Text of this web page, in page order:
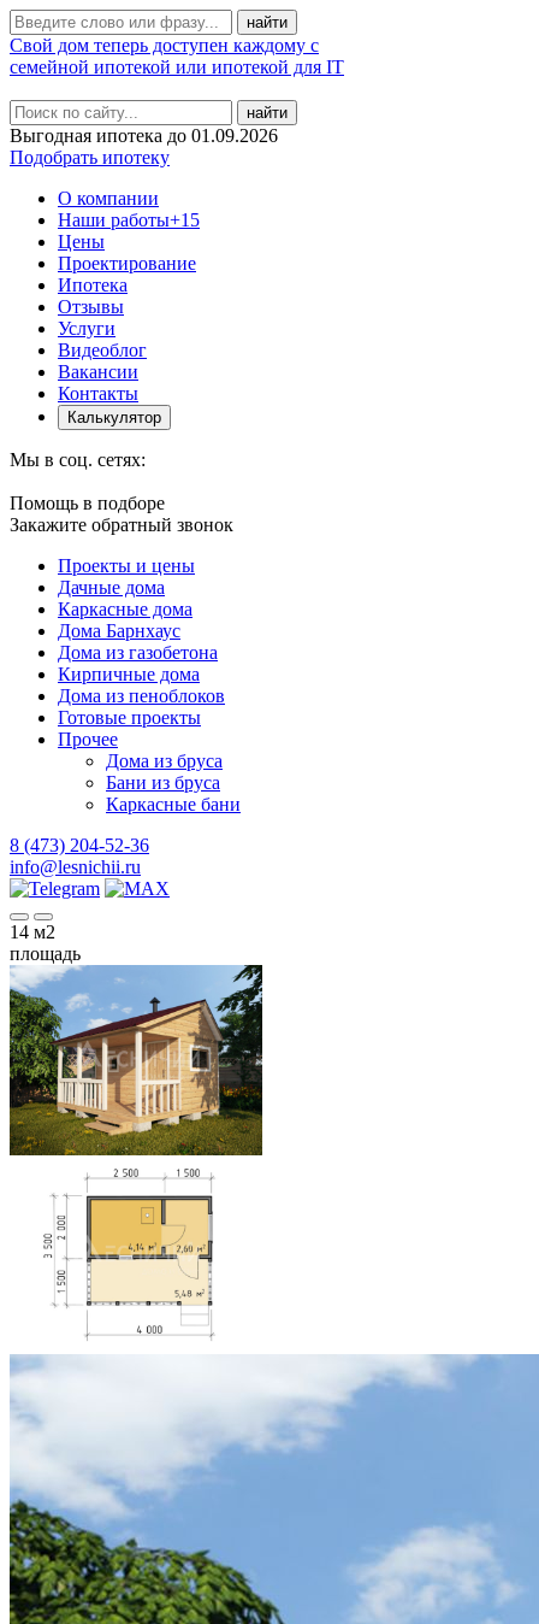
Свой дом теперь доступен каждому с
семейной ипотекой или ипотекой для IT
найти
Выгодная ипотека до 01.09.2026
Подобрать ипотеку
О компании
Наши работы+15
Цены
Проектирование
Ипотека
Отзывы
Услуги
Видеоблог
Вакансии
Контакты
Калькулятор
Мы в соц. сетях:
Помощь в подборе
Закажите обратный звонок
Проекты и цены
Дачные дома
Каркасные дома
Дома Барнхаус
Дома из газобетона
Кирпичные дома
Дома из пеноблоков
Готовые проекты
Прочее
Дома из бруса
Бани из бруса
Каркасные бани
8 (473) 204-52-36
info@lesnichii.ru
14 м2
площадь